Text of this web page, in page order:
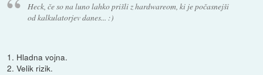
Heck, če so na luno lahko prišli z hardwareom, ki je počasnejši
od kalkulatorjev danes... :)
1. Hladna vojna.
2. Velik rizik.